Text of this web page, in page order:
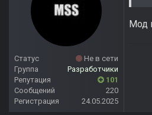
Статус
Не в сети
Группа
Разработчики
Репутация
101
Сообщений
220
Регистрация
24.05.2025
Мод